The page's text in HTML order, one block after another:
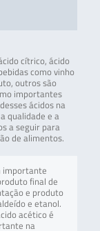
cítrico, ácido
como vinho
outros são
importantes
ácidos na
qualidade e a
a seguir para
de alimentos.
importante
final de
e produto
e etanol.
acético é
na